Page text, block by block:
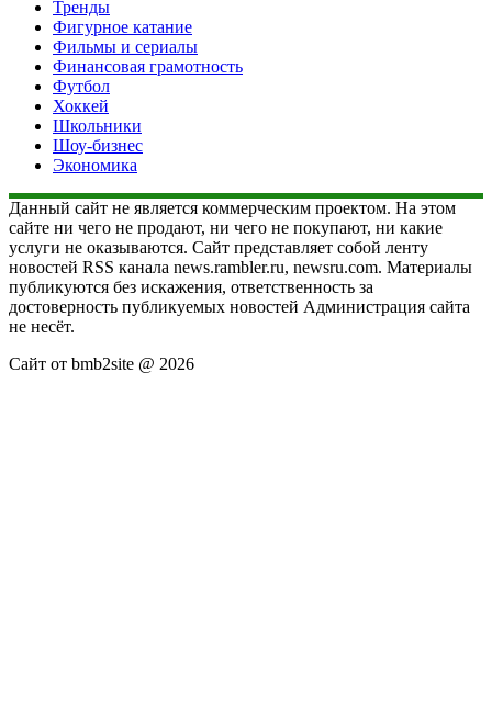
Тренды
Фигурное катание
Фильмы и сериалы
Финансовая грамотность
Футбол
Хоккей
Школьники
Шоу-бизнес
Экономика
Данный сайт не является коммерческим проектом. На этом
сайте ни чего не продают, ни чего не покупают, ни какие
услуги не оказываются. Сайт представляет собой ленту
новостей RSS канала news.rambler.ru, newsru.com. Материалы
публикуются без искажения, ответственность за
достоверность публикуемых новостей Администрация сайта
не несёт.
Сайт от bmb2site @ 2026